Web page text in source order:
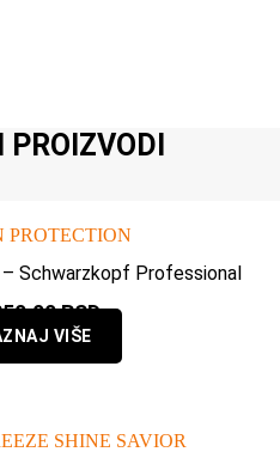
– Schwarzkopf Professional
RSD
VIŠE